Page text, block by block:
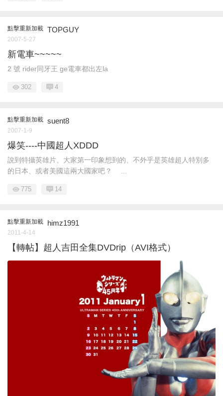
點擊重新加載 TOPGUY
2007-5-27
新電車~~~~~
2 號 rider同牙王 ge電車都出左la
302 4
點擊重新加載 suent8
2007-1-9
爆笑----中國超人XDDD
說到特攝英雄片、大家第一印象想到的、不外乎是英雄超人特別多
的日本、或者美國這兩大國家吧？ ...
775 14
點擊重新加載 himz1991
2011-4-14
【轉帖】超人吉田全集DVDrip（AVI格式）